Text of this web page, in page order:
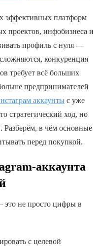
эффективных платформ
проектов, инфобизнеса и
профиль с нуля —
конкуренция
требует всё больших
предпринимателей
аккаунты с уже
стратегический ход, но
в чём основные
перед покупкой.
аккаунта
это не просто цифры в
с целевой